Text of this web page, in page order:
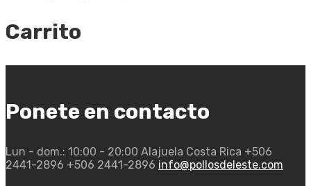
Carrito
Ponete en contacto
Lun - dom.: 10:00 - 20:00 Alajuela Costa Rica +506
2441-2896 +506 2441-2896 info@pollosdeleste.com